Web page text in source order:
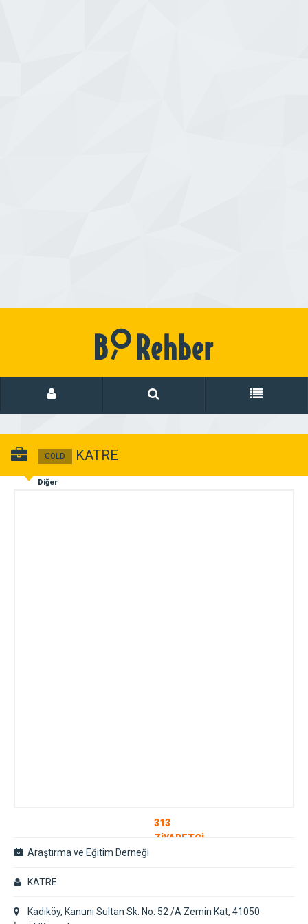
GOLD KATRE
Diğer
313
ZİYARETÇİ
Araştırma ve Eğitim Derneği
KATRE
Kadıköy, Kanuni Sultan Sk. No: 52 /A Zemin Kat, 41050